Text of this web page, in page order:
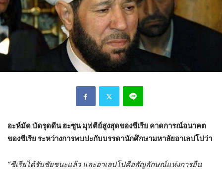
อะห์มัด บัดรุดดีน ฮะซูน มุฟตีย์สูงสุดของซีเรีย คาดการณ์อนาคต
ของซีเรีย ระหว่างการพบปะกับบรรดานักศึกษามหาลัยอาเลปโปว่า
“ซีเรียได้รับชัยชนะแล้ว และอาเลปโปคือสัญลักษณ์แห่งการยืน